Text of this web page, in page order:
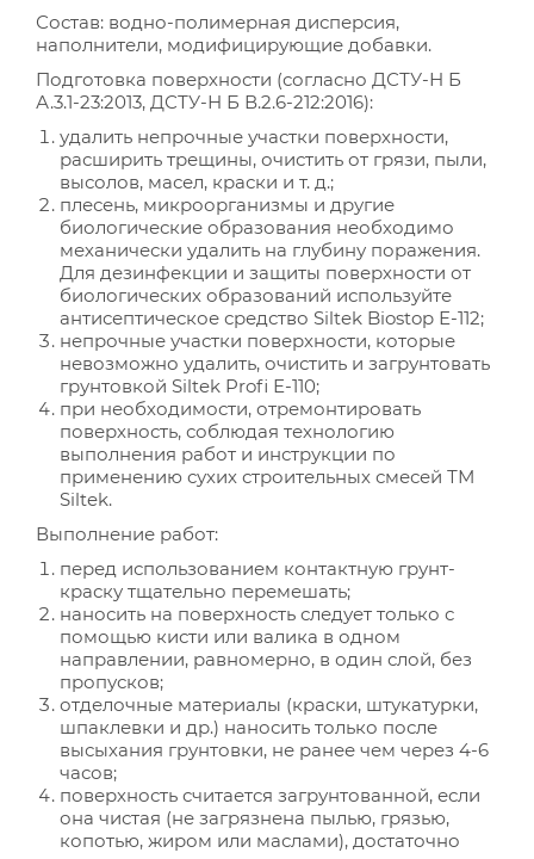
Состав: водно-полимерная дисперсия,
наполнители, модифицирующие добавки.
Подготовка поверхности (согласно ДСТУ-Н Б
А.3.1-23:2013, ДСТУ-Н Б В.2.6-212:2016):
удалить непрочные участки поверхности,
расширить трещины, очистить от грязи, пыли,
высолов, масел, краски и т. д.;
плесень, микроорганизмы и другие
биологические образования необходимо
механически удалить на глубину поражения.
Для дезинфекции и защиты поверхности от
биологических образований используйте
антисептическое средство Siltek Biostop Е-112;
непрочные участки поверхности, которые
невозможно удалить, очистить и загрунтовать
грунтовкой Siltek Profi Е-110;
при необходимости, отремонтировать
поверхность, соблюдая технологию
выполнения работ и инструкции по
применению сухих строительных смесей ТМ
Siltek.
Выполнение работ:
перед использованием контактную грунт-
краску тщательно перемешать;
наносить на поверхность следует только с
помощью кисти или валика в одном
направлении, равномерно, в один слой, без
пропусков;
отделочные материалы (краски, штукатурки,
шпаклевки и др.) наносить только после
высыхания грунтовки, не ранее чем через 4-6
часов;
поверхность считается загрунтованной, если
она чистая (не загрязнена пылью, грязью,
копотью, жиром или маслами), достаточно